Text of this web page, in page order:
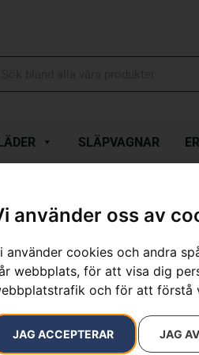
använder oss av
använder cookies och andra
webbplats, för att visa dig
och för att förstå
JAG ACCEPTERAR JAG
SLÄPVAGNAR
Motorsågar